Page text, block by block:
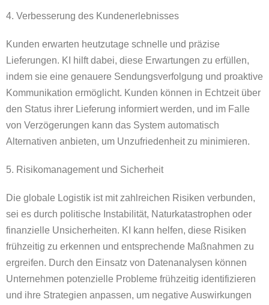
4. Verbesserung des Kundenerlebnisses
Kunden erwarten heutzutage schnelle und präzise
Lieferungen. KI hilft dabei, diese Erwartungen zu erfüllen,
indem sie eine genauere Sendungsverfolgung und proaktive
Kommunikation ermöglicht. Kunden können in Echtzeit über
den Status ihrer Lieferung informiert werden, und im Falle
von Verzögerungen kann das System automatisch
Alternativen anbieten, um Unzufriedenheit zu minimieren.
5. Risikomanagement und Sicherheit
Die globale Logistik ist mit zahlreichen Risiken verbunden,
sei es durch politische Instabilität, Naturkatastrophen oder
finanzielle Unsicherheiten. KI kann helfen, diese Risiken
frühzeitig zu erkennen und entsprechende Maßnahmen zu
ergreifen. Durch den Einsatz von Datenanalysen können
Unternehmen potenzielle Probleme frühzeitig identifizieren
und ihre Strategien anpassen, um negative Auswirkungen